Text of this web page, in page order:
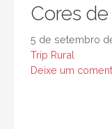
Cores
5 de setembro
Trip Rural
Deixe um